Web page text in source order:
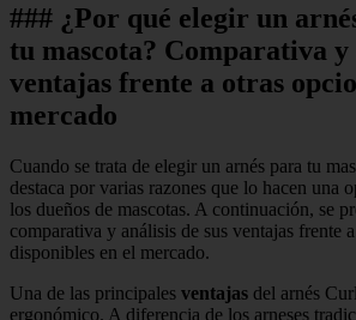
### ¿Por qué elegir un
tu mascota? Comparativa y
ventajas frente a otras
mercado
Cuando se trata de elegir un arnés para tu
destaca por varias razones que lo hacen una
los dueños de mascotas. A continuación, se
comparativa y análisis de sus ventajas frente
disponibles en el mercado.
Una de las principales ventajas del arnés
ergonómico. A diferencia de los arneses